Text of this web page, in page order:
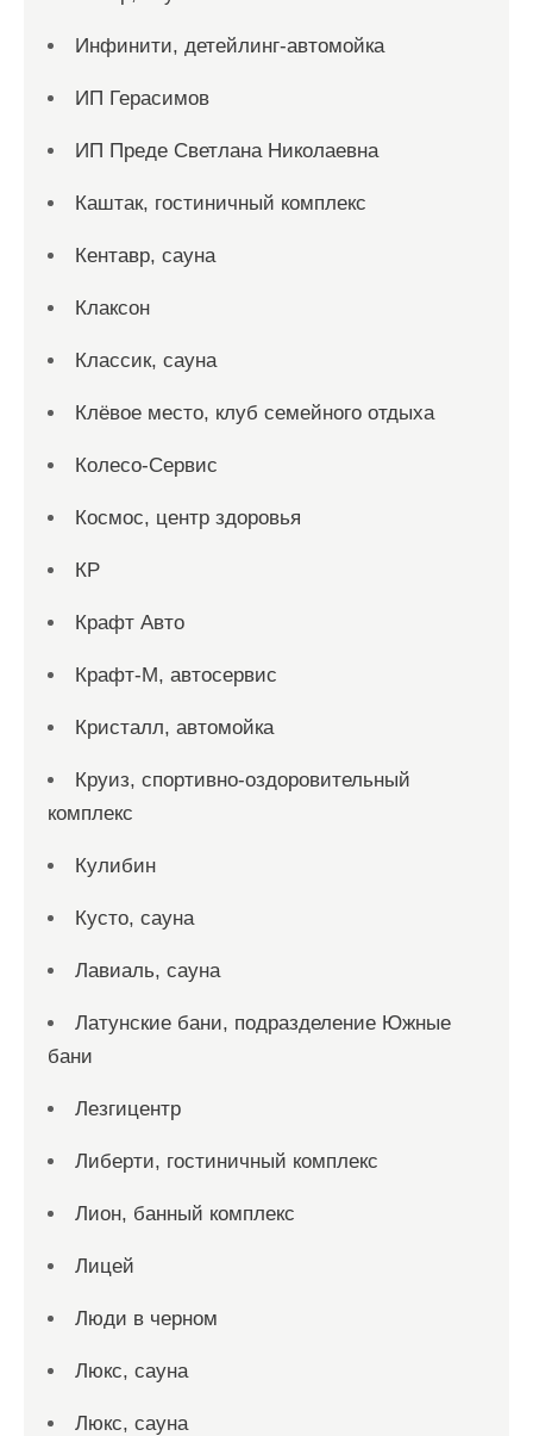
Инфинити, детейлинг-автомойка
ИП Герасимов
ИП Преде Светлана Николаевна
Каштак, гостиничный комплекс
Кентавр, сауна
Клаксон
Классик, сауна
Клёвое место, клуб семейного отдыха
Колесо-Сервис
Космос, центр здоровья
КР
Крафт Авто
Крафт-М, автосервис
Кристалл, автомойка
Круиз, спортивно-оздоровительный
комплекс
Кулибин
Кусто, сауна
Лавиаль, сауна
Латунские бани, подразделение Южные
бани
Лезгицентр
Либерти, гостиничный комплекс
Лион, банный комплекс
Лицей
Люди в черном
Люкс, сауна
Люкс, сауна